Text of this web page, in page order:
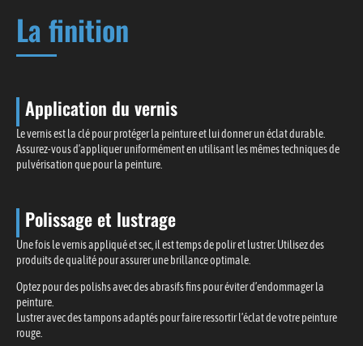
La finition
Application du vernis
Le vernis est la clé pour protéger la peinture et lui donner un éclat durable.
Assurez-vous d’appliquer uniformément en utilisant les mêmes techniques de
pulvérisation que pour la peinture.
Polissage et lustrage
Une fois le vernis appliqué et sec, il est temps de polir et lustrer. Utilisez des
produits de qualité pour assurer une brillance optimale.
Optez pour des polishs avec des abrasifs fins pour éviter d’endommager la
peinture.
Lustrer avec des tampons adaptés pour faire ressortir l’éclat de votre peinture
rouge.